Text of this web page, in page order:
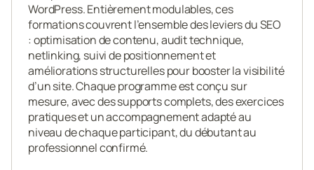
WordPress. Entièrement modulables, ces
formations couvrent l’ensemble des leviers du SEO
: optimisation de contenu, audit technique,
netlinking, suivi de positionnement et
améliorations structurelles pour booster la visibilité
d’un site. Chaque programme est conçu sur
mesure, avec des supports complets, des exercices
pratiques et un accompagnement adapté au
niveau de chaque participant, du débutant au
professionnel confirmé.